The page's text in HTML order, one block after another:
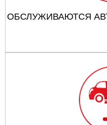
ОБСЛУЖИВАЮТСЯ